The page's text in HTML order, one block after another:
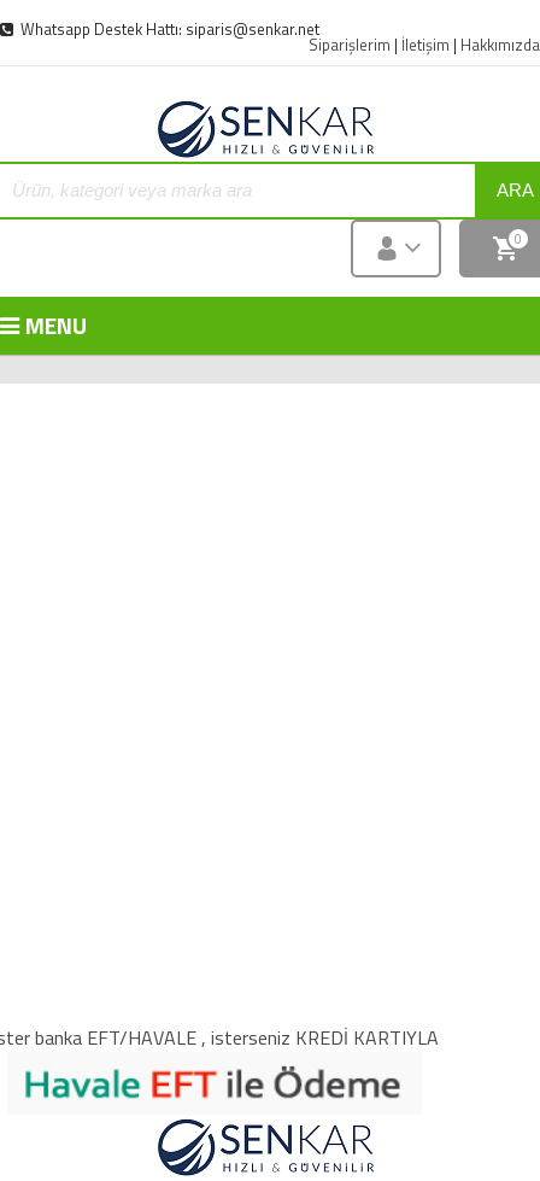
Whatsapp Destek Hattı: siparis@senkar.net
Siparişlerim | İletişim | Hakkımızda
ARA
0
MENU
banka EFT/HAVALE , isterseniz KREDİ KARTIYLA